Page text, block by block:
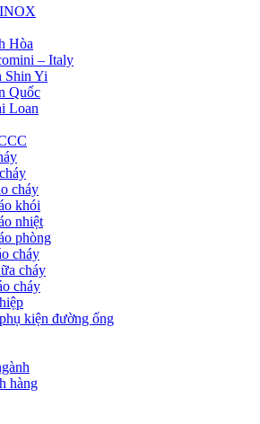
Hòa
– Italy
Shin Yi
Quốc
Loan
cháy
khói
nhiệt
phòng
cháy
cháy
cháy
kiện đường ống
hàng